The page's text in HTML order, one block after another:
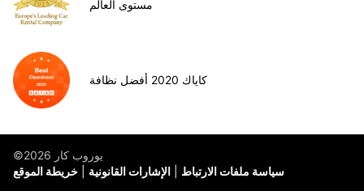
مستوى العالم
كاياك 2020 أفضل نظافة
©يوروب كار 2026
خريطة الموقع
الإشارات القانونية سياسة ملفات الارتباط